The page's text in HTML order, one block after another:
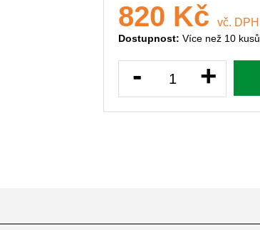
820 Kč vč. DPH
Dostupnost: Více než 10 kusů
- +